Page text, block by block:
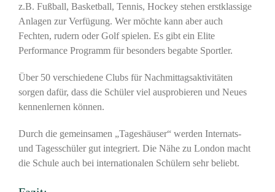
z.B. Fußball, Basketball, Tennis, Hockey stehen erstklassige
Anlagen zur Verfügung. Wer möchte kann aber auch
Fechten, rudern oder Golf spielen. Es gibt ein Elite
Performance Programm für besonders begabte Sportler.
Über 50 verschiedene Clubs für Nachmittagsaktivitäten
sorgen dafür, dass die Schüler viel ausprobieren und Neues
kennenlernen können.
Durch die gemeinsamen „Tageshäuser“ werden Internats-
und Tagesschüler gut integriert. Die Nähe zu London macht
die Schule auch bei internationalen Schülern sehr beliebt.